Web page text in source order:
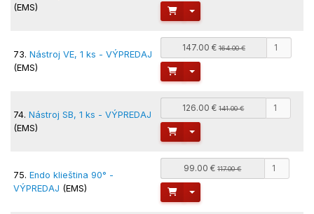
(EMS)
Toggle Dropdown
73. Nástroj VE, 1 ks - VÝPREDAJ
(EMS)
147.00 €164.00 €
Toggle Dropdown
74. Nástroj SB, 1 ks - VÝPREDAJ
(EMS)
126.00 €141.00 €
Toggle Dropdown
75. Endo klieština 90° -
VÝPREDAJ (EMS)
99.00 €117.00 €
Toggle Dropdown